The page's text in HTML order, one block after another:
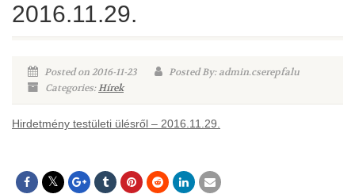
2016.11.29.
Posted on 2016-11-23
Posted By: admin.cserepfalu
Categories:Hírek
Hirdetmény testületi ülésről – 2016.11.29.